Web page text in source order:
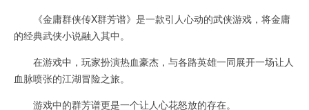
《金庸群侠传X群芳谱》是一款引人心动的武侠游戏，将金庸
的经典武侠小说融入其中。
在游戏中，玩家扮演热血豪杰，与各路英雄一同展开一场让人
血脉喷张的江湖冒险之旅。
游戏中的群芳谱更是一个让人心花怒放的存在。